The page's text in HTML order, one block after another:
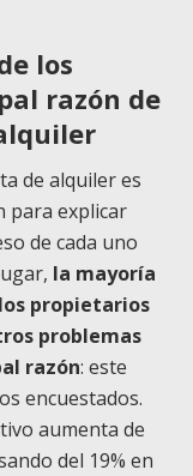
los
razón de
de alquiler es
para explicar
de cada uno
la mayoría
propietarios
problemas
razón: este
encuestados.
aumenta de
del 19% en